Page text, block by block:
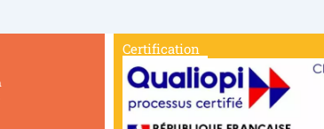
Certification